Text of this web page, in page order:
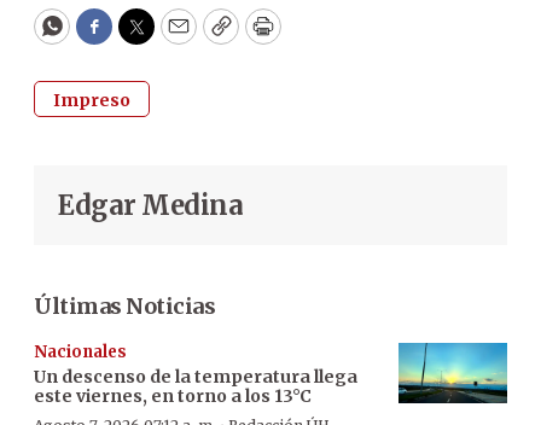
WhatsApp
Facebook
Twitter
EmailCopyPrint
Impreso
Edgar Medina
Últimas Noticias
Nacionales
Un descenso de la temperatura llega
este viernes, en torno a los 13°C